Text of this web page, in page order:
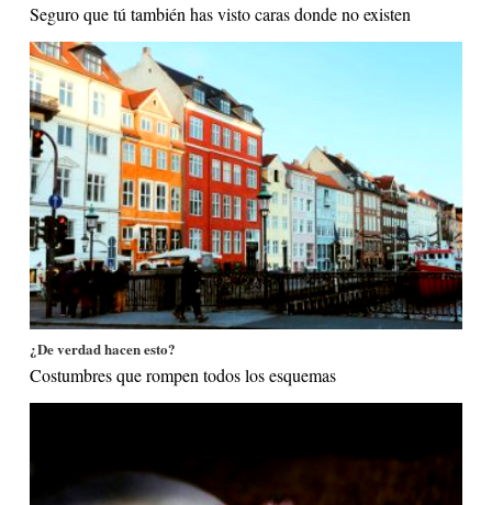
Seguro que tú también has visto caras donde no existen
¿De verdad hacen esto?
Costumbres que rompen todos los esquemas